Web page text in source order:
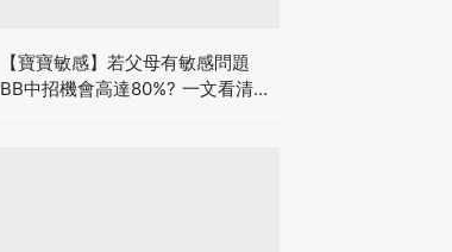
【寶寶敏感】若父母有敏感問題
BB中招機會高達80%? 一文看清預